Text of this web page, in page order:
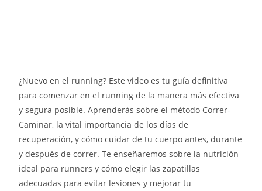
¿Nuevo en el running? Este video es tu guía definitiva
para comenzar en el running de la manera más efectiva
y segura posible. Aprenderás sobre el método Correr-
Caminar, la vital importancia de los días de
recuperación, y cómo cuidar de tu cuerpo antes, durante
y después de correr. Te enseñaremos sobre la nutrición
ideal para runners y cómo elegir las zapatillas
adecuadas para evitar lesiones y mejorar tu